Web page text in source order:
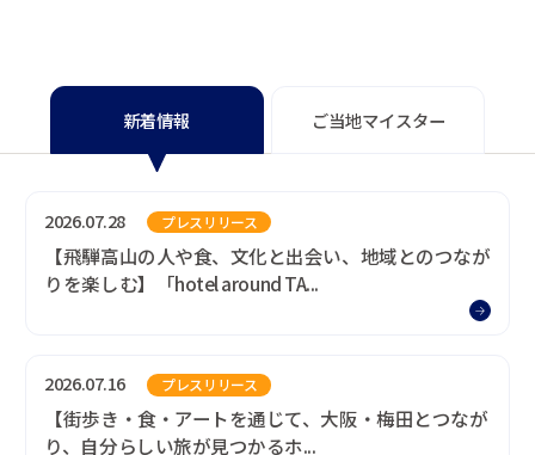
新着情報 ご当地マイスター
新着情報
2026.07.28 プレスリリース
【飛騨高山の人や食、文化と出会い、地域とのつなが
りを楽しむ】「hotel around TA...
2026.07.16 プレスリリース
【街歩き・食・アートを通じて、大阪・梅田とつなが
り、自分らしい旅が見つかるホ...